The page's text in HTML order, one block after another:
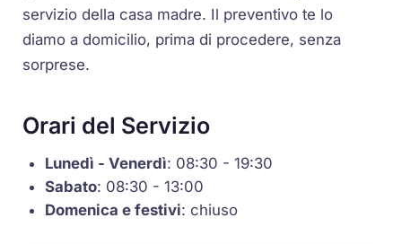
servizio della casa madre. Il preventivo te lo
diamo a domicilio, prima di procedere, senza
sorprese.
Orari del Servizio
Lunedì - Venerdì: 08:30 - 19:30
Sabato: 08:30 - 13:00
Domenica e festivi: chiuso